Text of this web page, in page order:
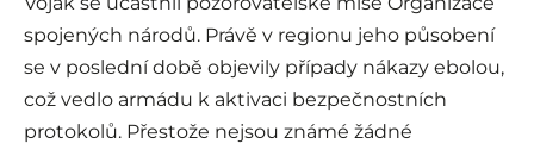
spojených národů. Právě v regionu jeho působení
se v poslední době objevily případy nákazy ebolou,
což vedlo armádu k aktivaci bezpečnostních
protokolů. Přestože nejsou známé žádné